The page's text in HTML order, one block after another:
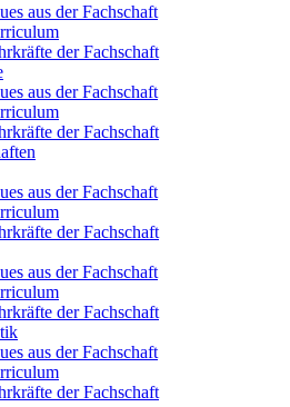
aus der Fachschaft
der Fachschaft
aus der Fachschaft
der Fachschaft
aus der Fachschaft
der Fachschaft
aus der Fachschaft
der Fachschaft
aus der Fachschaft
der Fachschaft